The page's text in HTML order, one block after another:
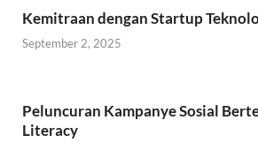
Kemitraan dengan Startup
September 2, 2025
Peluncuran Kampanye Sosial
Literacy